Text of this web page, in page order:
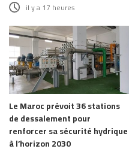
il y a 17 heures
Le Maroc prévoit 36 stations
de dessalement pour
renforcer sa sécurité hydrique
à l’horizon 2030